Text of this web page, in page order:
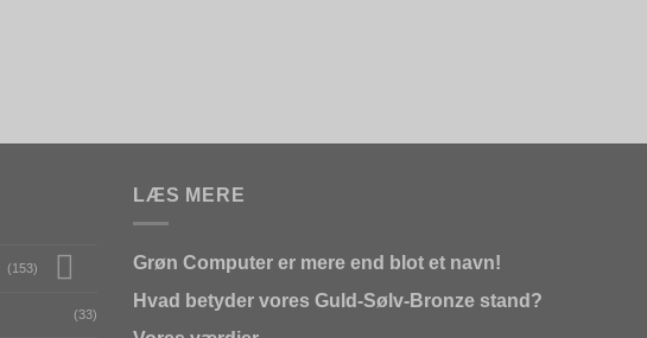
(153)
(33)
LÆS MERE
Grøn Computer er mere end blot et navn!
Hvad betyder vores Guld-Sølv-Bronze stand?